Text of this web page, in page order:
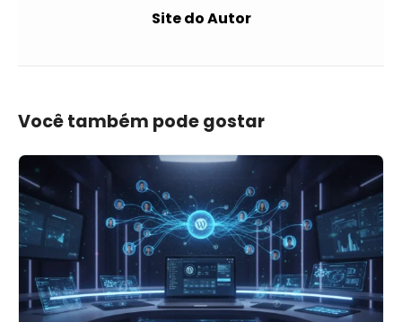
Site do Autor
Você também pode gostar